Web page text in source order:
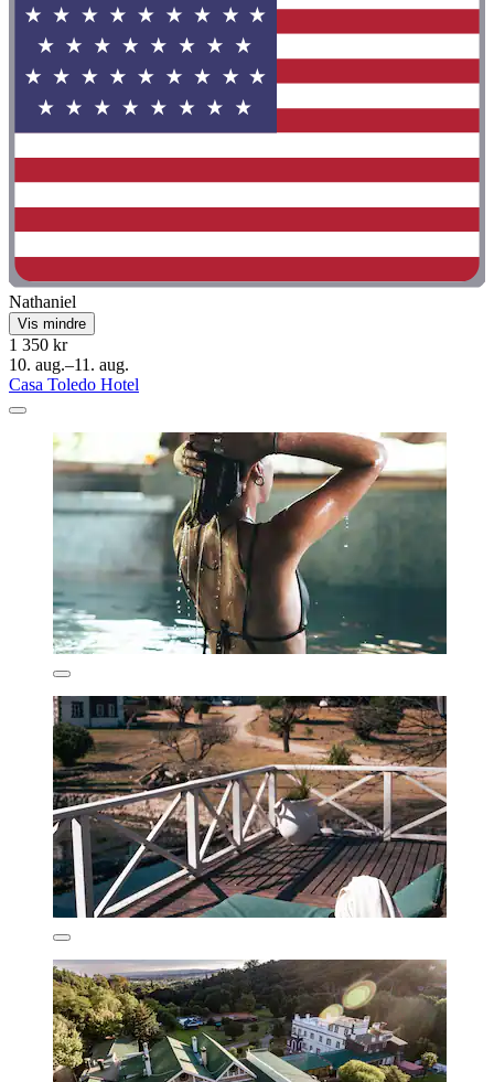
Nathaniel
Vis mindre
1 350 kr
10. aug.–11. aug.
Casa Toledo Hotel